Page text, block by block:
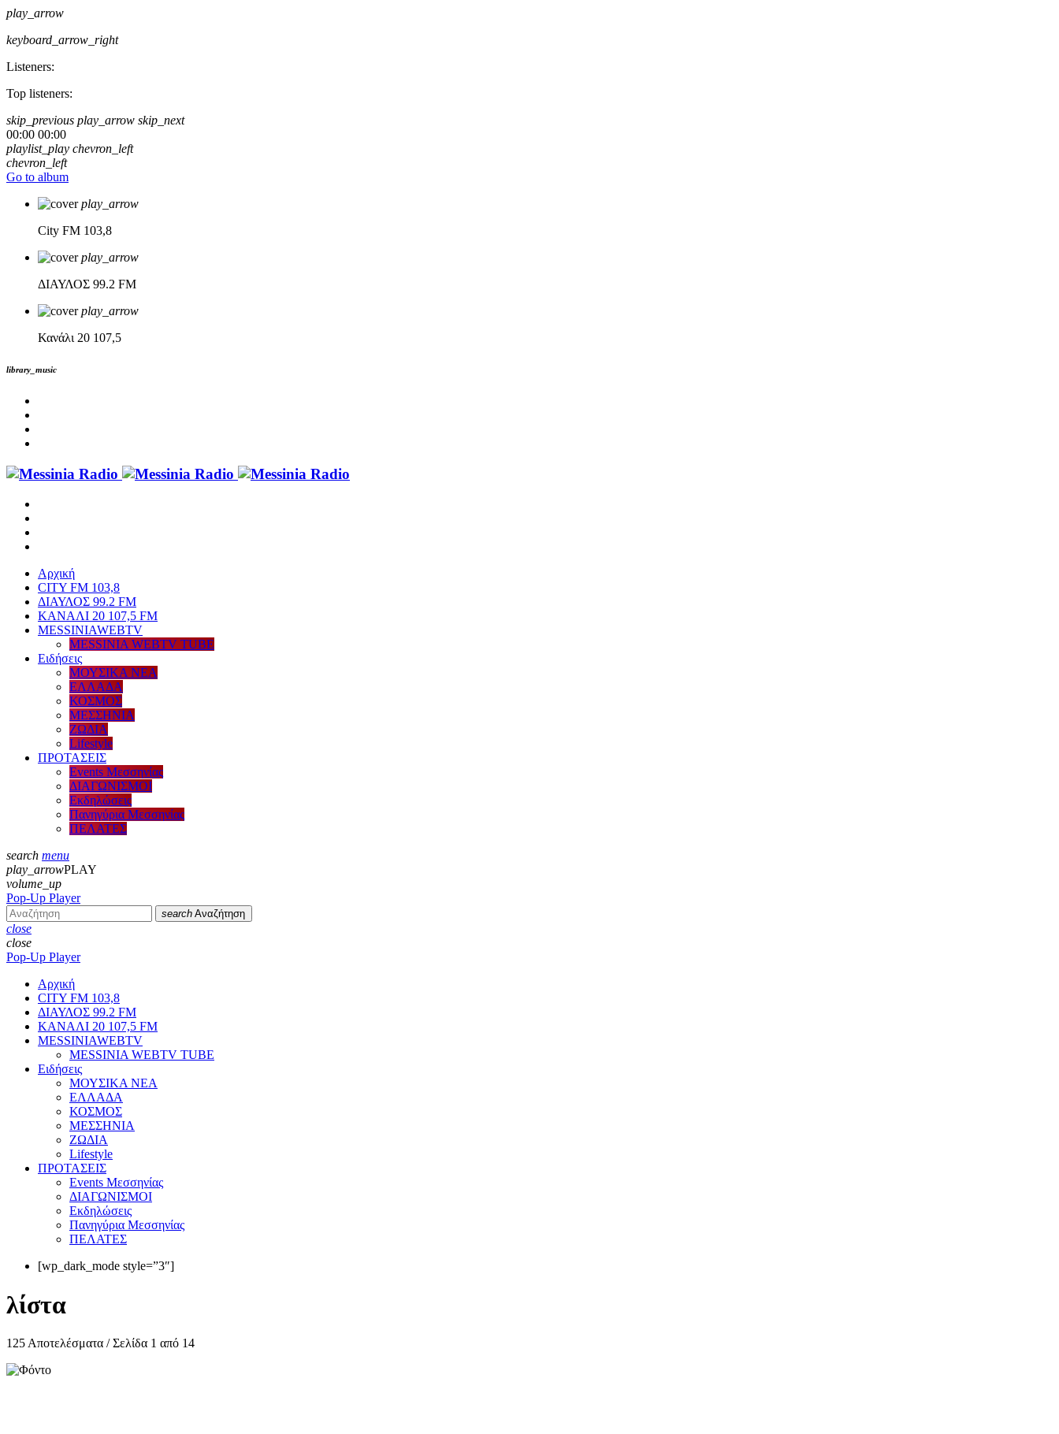
play_arrow
keyboard_arrow_right
Listeners:
Top listeners:
skip_previous play_arrow skip_next
00:00 00:00
playlist_play chevron_left
chevron_left
Go to album
play_arrow
City FM 103,8
play_arrow
ΔΙΑΥΛΟΣ 99.2 FM
play_arrow
Κανάλι 20 107,5
library_music
Αρχική
CITY FM 103,8
ΔΙΑΥΛΟΣ 99.2 FM
ΚΑΝΑΛΙ 20 107,5 FM
MESSINIAWEBTV
MESSINIA WEBTV TUBE
Eιδήσεις
ΜΟΥΣΙΚΑ ΝΕΑ
ΕΛΛΑΔΑ
ΚΟΣΜΟΣ
ΜΕΣΣΗΝΙΑ
ΖΩΔΙΑ
Lifestyle
ΠΡΟΤΑΣΕΙΣ
Events Μεσσηνίας
ΔΙΑΓΩΝΙΣΜΟΙ
Εκδηλώσεις
Πανηγύρια Μεσσηνίας
ΠΕΛΑΤΕΣ
search menu
play_arrowPLAY
volume_up
Pop-Up Player
search Αναζήτηση
close
close
Pop-Up Player
Αρχική
CITY FM 103,8
ΔΙΑΥΛΟΣ 99.2 FM
ΚΑΝΑΛΙ 20 107,5 FM
MESSINIAWEBTV
MESSINIA WEBTV TUBE
Eιδήσεις
ΜΟΥΣΙΚΑ ΝΕΑ
ΕΛΛΑΔΑ
ΚΟΣΜΟΣ
ΜΕΣΣΗΝΙΑ
ΖΩΔΙΑ
Lifestyle
ΠΡΟΤΑΣΕΙΣ
Events Μεσσηνίας
ΔΙΑΓΩΝΙΣΜΟΙ
Εκδηλώσεις
Πανηγύρια Μεσσηνίας
ΠΕΛΑΤΕΣ
[wp_dark_mode style=”3″]
λίστα
125 Αποτελέσματα / Σελίδα 1 από 14